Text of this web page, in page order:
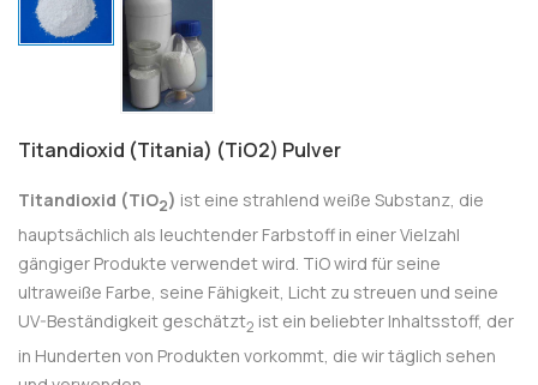
Titandioxid (Titania) (TiO2) Pulver
Titandioxid (TiO2) ist eine strahlend weiße Substanz, die
hauptsächlich als leuchtender Farbstoff in einer Vielzahl
gängiger Produkte verwendet wird. TiO wird für seine
ultraweiße Farbe, seine Fähigkeit, Licht zu streuen und seine
UV-Beständigkeit geschätzt2 ist ein beliebter Inhaltsstoff, der
in Hunderten von Produkten vorkommt, die wir täglich sehen